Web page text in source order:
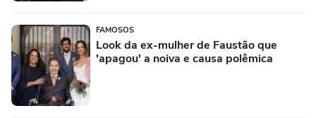
FAMOSOS
Look da ex-mulher de Faustão que
'apagou' a noiva e causa polêmica